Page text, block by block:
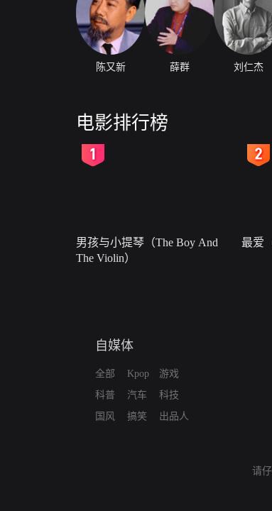
陈又新 薛群 刘仁杰
电影排行榜
男孩与小提琴（The Boy And
The Violin）
最爱
自媒体
全部
科普
国风
Kpop
汽车
搞笑
游戏
科技
出品人
请